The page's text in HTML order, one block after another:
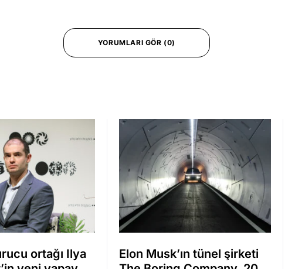
YORUMLARI GÖR (0)
ortağı Ilya
Elon Musk’ın tünel şirketi